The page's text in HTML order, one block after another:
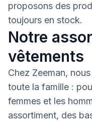
proposons des
toujours en stock.
Notre
vêtements
Chez Zeeman,
toute la famille :
femmes et les
assortiment, des